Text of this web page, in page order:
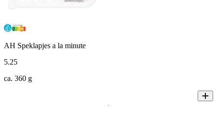
AH Speklapjes a la minute
5.25
ca. 360 g